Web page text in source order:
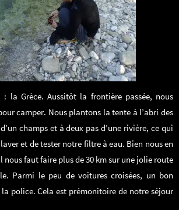
: la Grèce. Aussitôt la frontière passée, nous
camper. Nous plantons la tente à l’abri des
champs et à deux pas d’une rivière, ce qui
et de tester notre filtre à eau. Bien nous en
nous faut faire plus de 30 km sur une jolie route
Parmi le peu de voitures croisées, un bon
police. Cela est prémonitoire de notre séjour